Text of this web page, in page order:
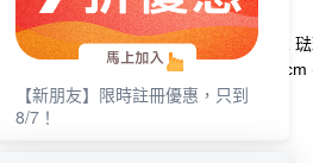
VERMICULAR 琺瑯鑄
鐵平底深鍋24cm (白橡
NT$4,900
NT$6,500
VERMICULAR
鐵平底深鍋26cm
木)+鍋蓋
NT$7,500
【新朋友】限時註冊優惠，只到
8/7！